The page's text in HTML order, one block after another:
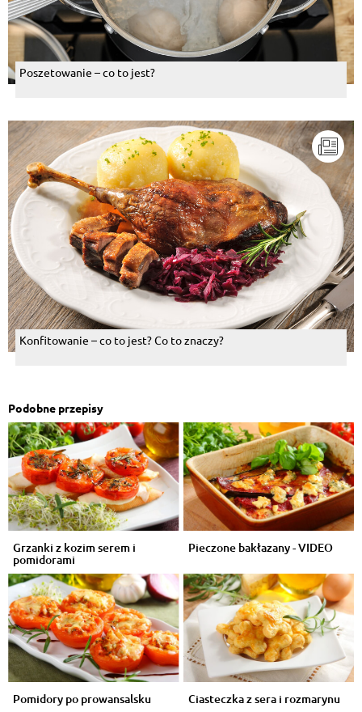
Poszetowanie – co to jest?
Konfitowanie – co to jest? Co to znaczy?
Podobne przepisy
Grzanki z kozim serem i
pomidorami
Pieczone bakłazany - VIDEO
Pomidory po prowansalsku Ciasteczka z sera i rozmarynu